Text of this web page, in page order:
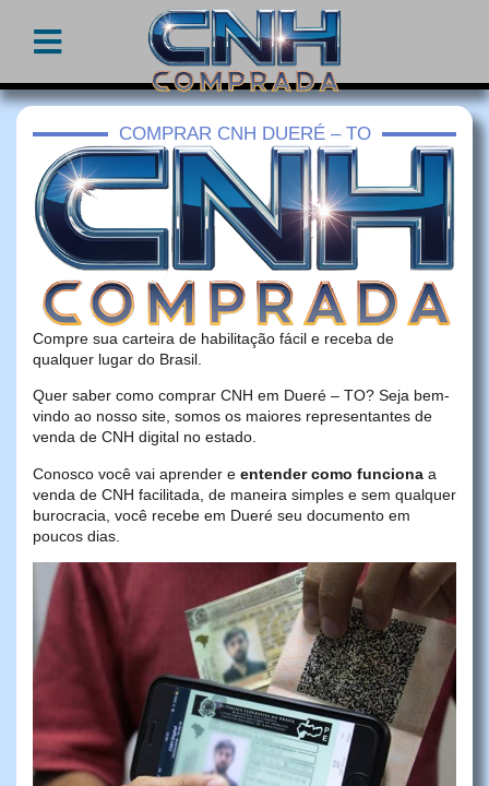
COMPRAR CNH DUERÉ – TO
Compre sua carteira de habilitação fácil e receba de
qualquer lugar do Brasil.
Quer saber como comprar CNH em Dueré – TO? Seja bem-
vindo ao nosso site, somos os maiores representantes de
venda de CNH digital no estado.
Conosco você vai aprender e entender como funciona a
venda de CNH facilitada, de maneira simples e sem qualquer
burocracia, você recebe em Dueré seu documento em
poucos dias.